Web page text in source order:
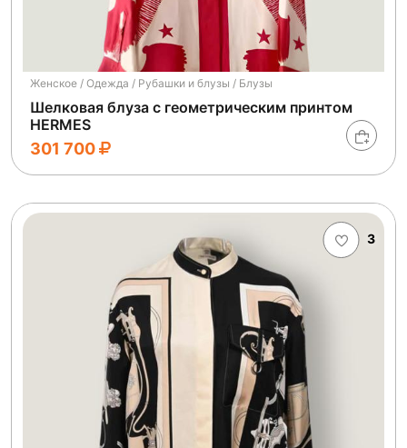
Женское / Одежда / Рубашки и блузы / Блузы
Шелковая блуза с геометрическим принтом
HERMES
301 700
3